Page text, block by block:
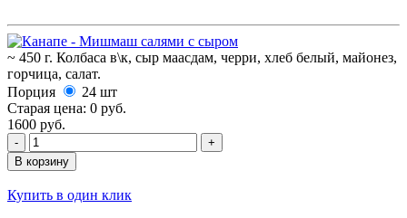
~ 450 г. Колбаса в\к, сыр маасдам, черри, хлеб белый, майонез,
горчица, салат.
Порция
24 шт
Старая цена: 0 руб.
1600 руб.
В корзину
Купить в один клик